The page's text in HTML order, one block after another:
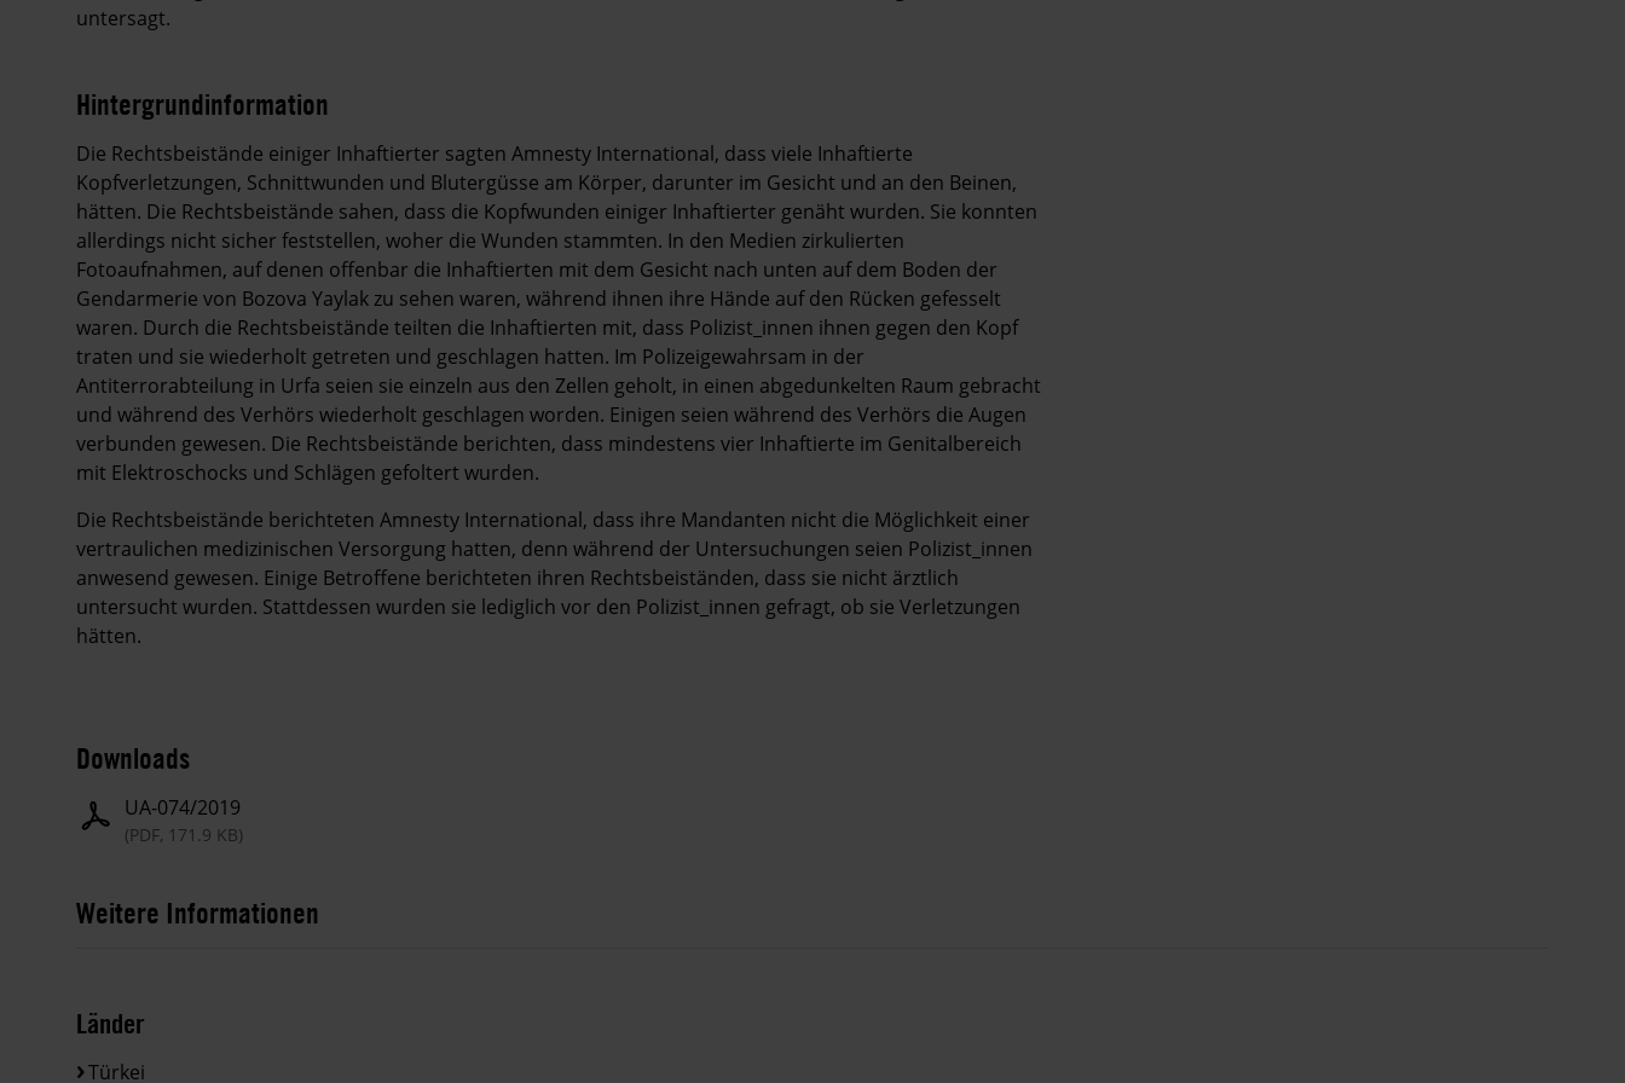
untersagt.
Hintergrundinformation
Hintergrund
Die Rechtsbeistände einiger Inhaftierter sagten Amnesty International, dass viele Inhaftierte
Kopfverletzungen, Schnittwunden und Blutergüsse am Körper, darunter im Gesicht und an den Beinen,
hätten. Die Rechtsbeistände sahen, dass die Kopfwunden einiger Inhaftierter genäht wurden. Sie konnten
allerdings nicht sicher feststellen, woher die Wunden stammten. In den Medien zirkulierten
Fotoaufnahmen, auf denen offenbar die Inhaftierten mit dem Gesicht nach unten auf dem Boden der
Gendarmerie von Bozova Yaylak zu sehen waren, während ihnen ihre Hände auf den Rücken gefesselt
waren. Durch die Rechtsbeistände teilten die Inhaftierten mit, dass Polizist_innen ihnen gegen den Kopf
traten und sie wiederholt getreten und geschlagen hatten. Im Polizeigewahrsam in der
Antiterrorabteilung in Urfa seien sie einzeln aus den Zellen geholt, in einen abgedunkelten Raum gebracht
und während des Verhörs wiederholt geschlagen worden. Einigen seien während des Verhörs die Augen
verbunden gewesen. Die Rechtsbeistände berichten, dass mindestens vier Inhaftierte im Genitalbereich
mit Elektroschocks und Schlägen gefoltert wurden.
Die Rechtsbeistände berichteten Amnesty International, dass ihre Mandanten nicht die Möglichkeit einer
vertraulichen medizinischen Versorgung hatten, denn während der Untersuchungen seien Polizist_innen
anwesend gewesen. Einige Betroffene berichteten ihren Rechtsbeiständen, dass sie nicht ärztlich
untersucht wurden. Stattdessen wurden sie lediglich vor den Polizist_innen gefragt, ob sie Verletzungen
hätten.
Downloads
UA-074/2019
(PDF, 171.9 KB)
Weitere Informationen
Länder
Türkei